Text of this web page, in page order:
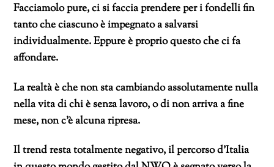
Facciamolo pure, ci si faccia prendere per i fondelli fin
tanto che ciascuno è impegnato a salvarsi
individualmente. Eppure è proprio questo che ci fa
affondare.
La realtà è che non sta cambiando assolutamente nulla
nella vita di chi è senza lavoro, o di non arriva a fine
mese, non c’è alcuna ripresa.
Il trend resta totalmente negativo, il percorso d’Italia